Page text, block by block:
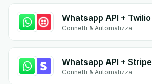
Whatsapp API + Twilio
Connetti & Automatizza
Whatsapp API + Stripe
Connetti & Automatizza